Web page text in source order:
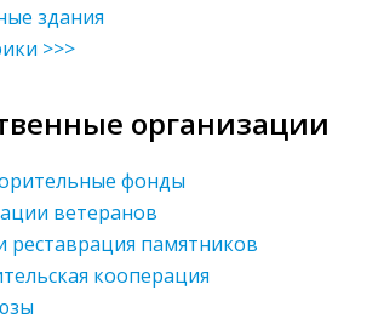
здания
>>>
организации
фонды
ветеранов
реставрация памятников
кооперация